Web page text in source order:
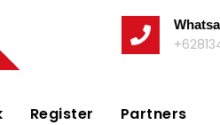
Register Partners